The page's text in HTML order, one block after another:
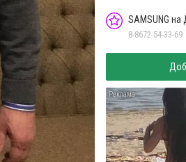
SAMSUNG
8-8672-54-33-69